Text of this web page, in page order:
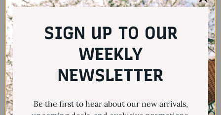
Martinique
$)
SIGN UP TO OUR
WEEKLY
NEWSLETTER
Be the first to hear about our new arrivals,